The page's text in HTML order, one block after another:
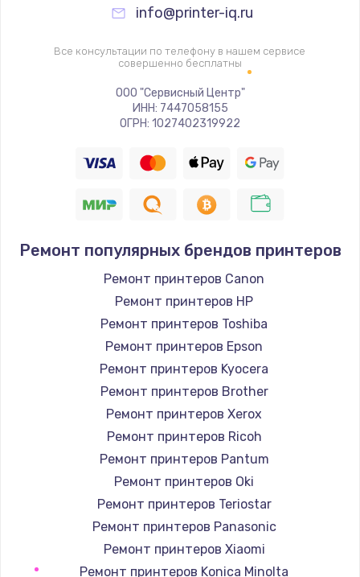
700 руб.
Заказать
Замена ТЭНа
Заказать
Замена шнура
Заказать
Замена / ремонт электронного модуля
управления
600 руб.
Заказать
Замена конфорки
Заказать
Замена платы сенсора
Заказать
info@printer-iq.ru
Все консультации по телефону в нашем сервисе
совершенно бесплатны
ООО "Сервисный Центр"
ИНН: 7447058155
ОГРН: 1027402319922
Ремонт популярных брендов принтеров
Ремонт принтеров Canon
Ремонт принтеров HP
Ремонт принтеров Toshiba
Ремонт принтеров Epson
Ремонт принтеров Kyocera
Ремонт принтеров Brother
Ремонт принтеров Xerox
Ремонт принтеров Ricoh
Ремонт принтеров Pantum
Ремонт принтеров Oki
Ремонт принтеров Teriostar
Ремонт принтеров Panasonic
Ремонт принтеров Xiaomi
Ремонт принтеров Konica Minolta